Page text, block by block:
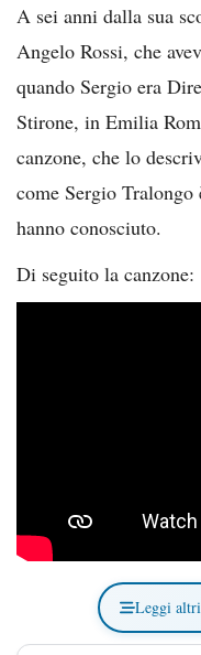
A sei anni dalla sua
Angelo Rossi, che
quando Sergio era
Stirone, in Emilia
canzone, che lo
come Sergio
hanno conosciuto.
Di seguito la canzone:
Leggi